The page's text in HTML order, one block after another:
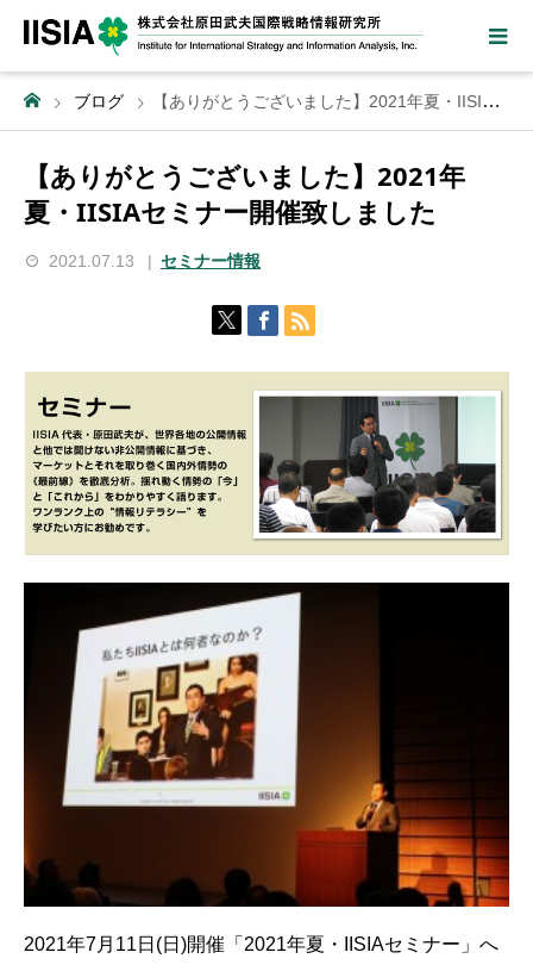
ブログ 【ありがとうございました】2021年夏・IISIAセミナー開催致しました
【ありがとうございました】2021年
夏・IISIAセミナー開催致しました
2021.07.13 セミナー情報
2021年7月11日(日)開催「2021年夏・IISIAセミナー」へ